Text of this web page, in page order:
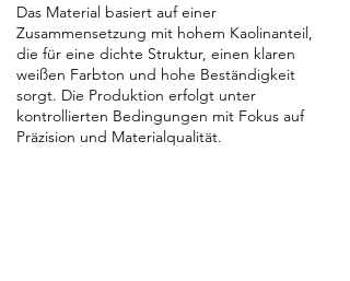
Das Material basiert auf einer
Zusammensetzung mit hohem Kaolinanteil,
die für eine dichte Struktur, einen klaren
weißen Farbton und hohe Beständigkeit
sorgt. Die Produktion erfolgt unter
kontrollierten Bedingungen mit Fokus auf
Präzision und Materialqualität.